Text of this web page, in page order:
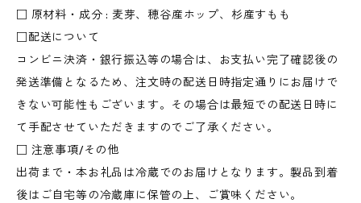
□ 原材料・成分 : 麦芽、穂谷産ホップ、杉産すもも
□配送について
コンビニ決済・銀行振込等の場合は、お支払い完了確認後の
発送準備となるため、注文時の配送日時指定通りにお届けで
きない可能性もございます。その場合は最短での配送日時に
て手配させていただきますのでご了承ください。
□ 注意事項/その他
出荷まで・本お礼品は冷蔵でのお届けとなります。製品到着
後はご自宅等の冷蔵庫に保管の上、ご賞味ください。